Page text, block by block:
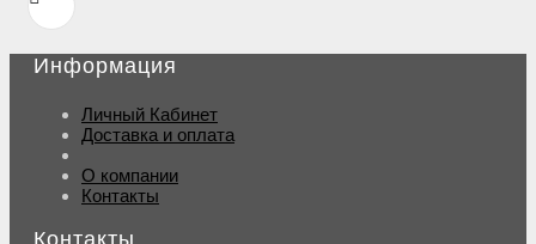
Информация
Личный Кабинет
Доставка и оплата
О компании
Контакты